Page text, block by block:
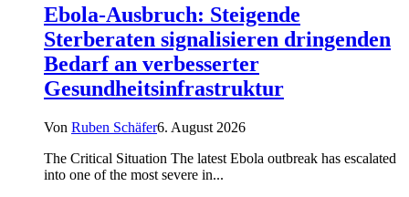
Ebola-Ausbruch: Steigende
Sterberaten signalisieren dringenden
Bedarf an verbesserter
Gesundheitsinfrastruktur
Von Ruben Schäfer6. August 2026
The Critical Situation The latest Ebola outbreak has escalated
into one of the most severe in...